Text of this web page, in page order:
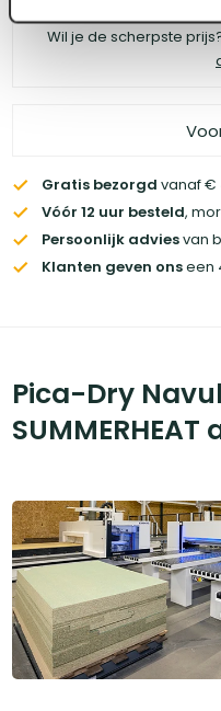
Wil je de scherpste
Gratis bezorgd vanaf €
Vóór 12 uur besteld,
Persoonlijk adviesvan
Klanten geven onseen
Pica-Dry